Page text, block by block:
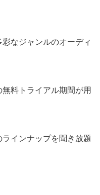
なジャンルのオーディ
料トライアル期間が用
インナップを聞き放題